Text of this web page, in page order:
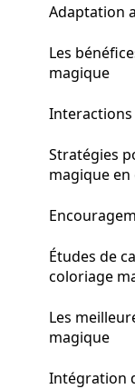
Adaptation
Les
magique
Interactions
Stratégies
magique en
Études de
coloriage
Les
magique
Intégration